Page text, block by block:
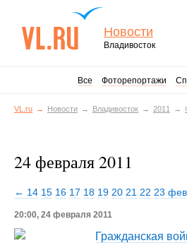
Новости
Владивосток
Все Фоторепортажи
VL.ru Новости Владивосток 2011
24 февраля 2011
← 14 15 16 17 18 19 20 21 22 23
20:00, 24 февраля 2011
Гражданская